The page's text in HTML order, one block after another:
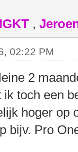
,
02:22 PM
2
ik toch een
hoger op
bijv. Pro